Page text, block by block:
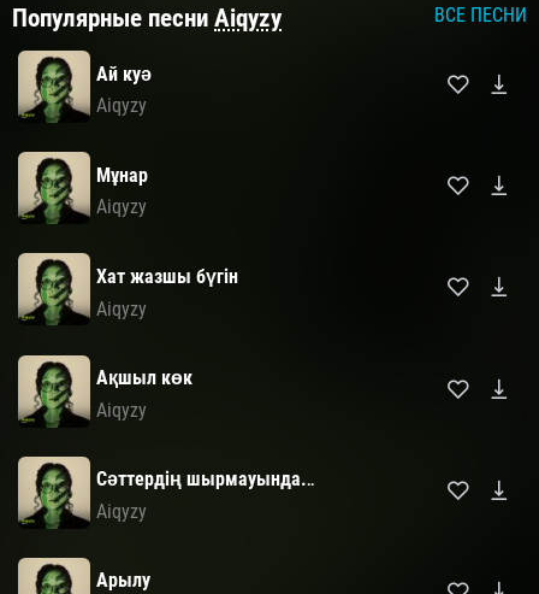
Популярные песни Aiqyzy ВСЕ ПЕСНИ
Ай куә
Aiqyzy
Мұнар
Aiqyzy
Хат жазшы бүгін
Aiqyzy
Ақшыл көк
Aiqyzy
Сәттердің шырмауында.․․
Aiqyzy
Арылу